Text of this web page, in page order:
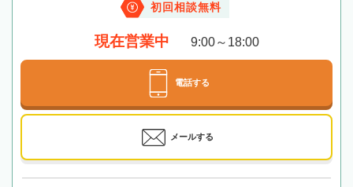
初回相談無料
現在営業中 9:00～18:00
電話する
メールする